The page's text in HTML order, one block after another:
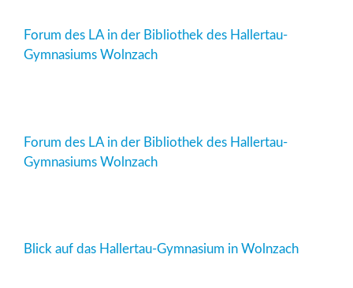
Forum des LA in der Bibliothek des Hallertau-
Gymnasiums Wolnzach
Forum des LA in der Bibliothek des Hallertau-
Gymnasiums Wolnzach
Blick auf das Hallertau-Gymnasium in Wolnzach